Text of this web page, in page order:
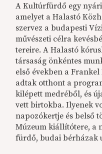
A Kultúrfürdő egy
amelyet a Halastó
szervez a budapesti
művészeti célra
tereire. A Halastó
társaság önkéntes
első években a
adtak otthont a
kilépett medréből, és
vett birtokba. Ilyenek
napozókertje és belső
Múzeum kiállítótere, a
fürdő, budai bérházak